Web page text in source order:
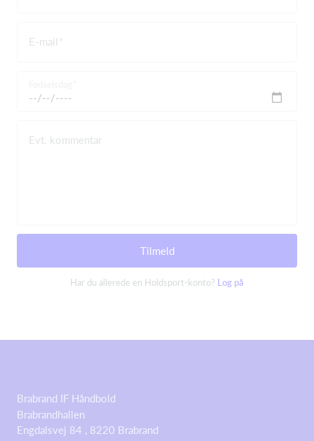
E-mail
Evt. kommentar
Tilmeld
Har du allerede en Holdsport-konto? Log på
Brabrand IF Håndbold
Brabrandhallen
Engdalsvej 84 , 8220 Brabrand